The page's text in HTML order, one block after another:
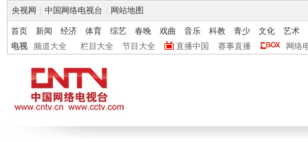
央视网 中国网络电视台 网站地图
首页 新闻 经济 体育 综艺 春晚 戏曲 音乐 科教 青少 文化
艺术
电视
频道大全 栏目大全 节目大全 直播中国 赛事直播 网络